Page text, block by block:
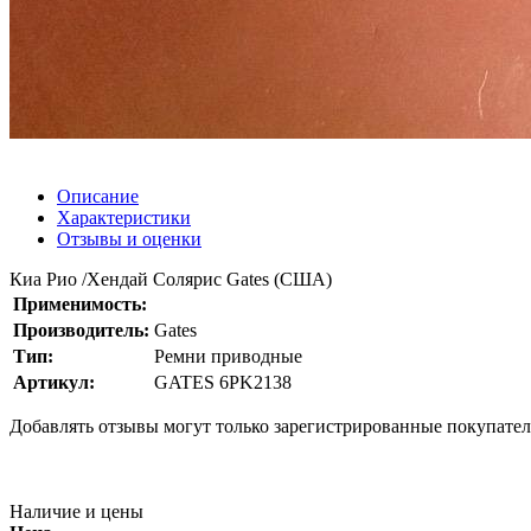
Описание
Характеристики
Отзывы и оценки
Киа Рио /Хендай Солярис Gates (США)
Применимость:
Производитель: Gates
Тип:
Ремни приводные
Артикул:
GATES 6PK2138
Добавлять отзывы могут только зарегистрированные
Наличие и цены